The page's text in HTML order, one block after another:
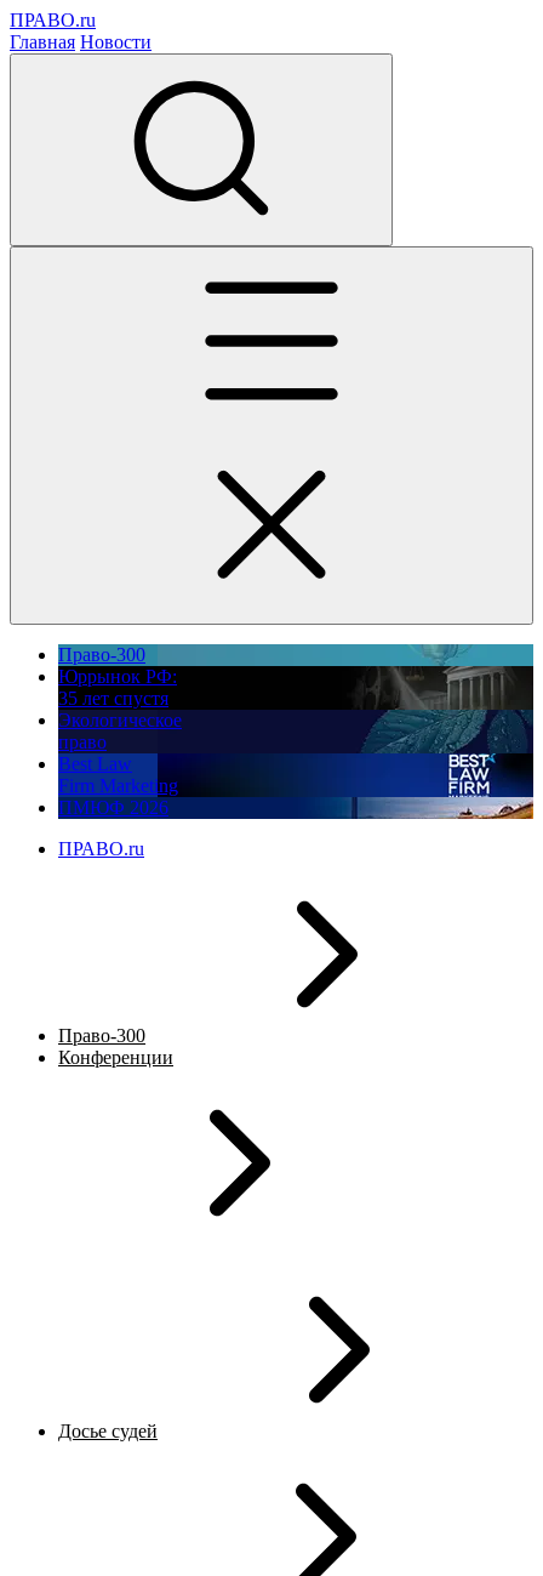
ПРАВО.ru
Главная Новости
Право-300
Юррынок РФ:
35 лет спустя
Экологическое
право
Best Law
Firm Marketing
ПМЮФ 2026
ПРАВО.ru
Право-300
Конференции
Досье судей